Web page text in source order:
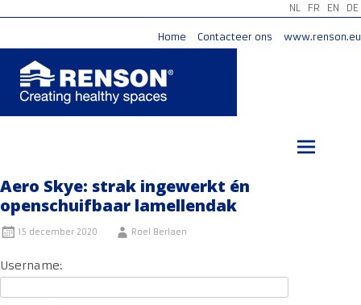
NL FR EN DE
Home Contacteer ons www.renson.eu
Aero Skye: strak ingewerkt én
openschuifbaar lamellendak
15 december 2020 Roel Berlaen
Username: